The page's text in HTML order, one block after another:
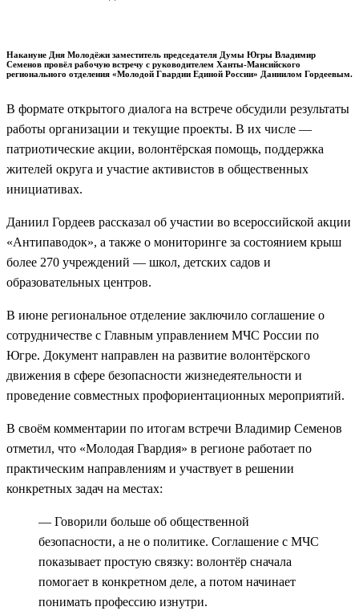
Накануне Дня Молодёжи заместитель председателя Думы Югры Владимир
Семенов провёл рабочую встречу с руководителем Ханты-Мансийского
регионального отделения «Молодой Гвардии Единой России» Даниилом Гордеевым.
В формате открытого диалога на встрече обсудили результаты
работы организации и текущие проекты. В их числе —
патриотические акции, волонтёрская помощь, поддержка
жителей округа и участие активистов в общественных
инициативах.
Даниил Гордеев рассказал об участии во всероссийской акции
«Антипаводок», а также о мониторинге за состоянием крыш
более 270 учреждений — школ, детских садов и
образовательных центров.
В июне региональное отделение заключило соглашение о
сотрудничестве с Главным управлением МЧС России по
Югре. Документ направлен на развитие волонтёрского
движения в сфере безопасности жизнедеятельности и
проведение совместных профориентационных мероприятий.
В своём комментарии по итогам встречи Владимир Семенов
отметил, что «Молодая Гвардия» в регионе работает по
практическим направлениям и участвует в решении
конкретных задач на местах:
— Говорили больше об общественной
безопасности, а не о политике. Соглашение с МЧС
показывает простую связку: волонтёр сначала
помогает в конкретном деле, а потом начинает
понимать профессию изнутри.